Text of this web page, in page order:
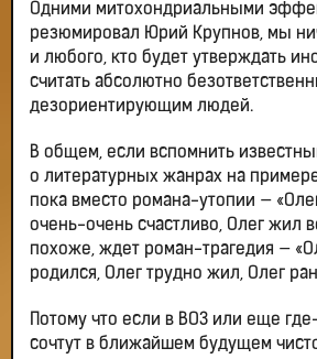
Одними митохондриальными
резюмировал Юрий Крупнов, мы
и любого, кто будет утверждать
считать абсолютно
дезориентирующим людей.
В общем, если вспомнить
о литературных жанрах на
пока вместо романа-утопии —
очень-очень счастливо, Олег жил
похоже, ждет роман-трагедия —
родился, Олег трудно жил, Олег
Потому что если в ВОЗ или еще
сочтут в ближайшем будущем